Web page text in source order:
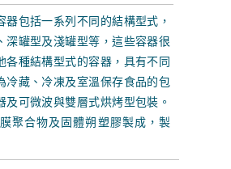
包括一系列不同的結構型式，
深罐型及淺罐型等，這些容器很
各種結構型式的容器，具有不同
冷藏、冷凍及室溫保存食品的包
可微波與雙層式烘烤型包裝。
聚合物及固體朔塑膠製成，製